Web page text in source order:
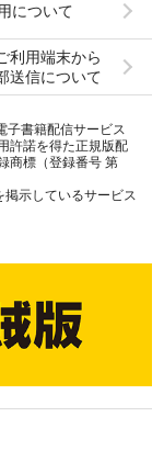
について
利用端末から
送信について
子書籍配信サービス
許諾を得た正規版配
商標（登録番号 第
示しているサービス